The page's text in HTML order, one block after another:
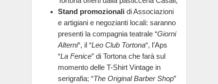
Stand promozionali di Associazioni
e artigiani e negozianti locali: saranno
presenti la compagnia teatrale “Giorni
Alterni“, il “Leo Club Tortona“, l’Aps
“La Fenice” di Tortona che farà sul
momento delle T-Shirt Vintage in
serigrafia; “The Original Barber Shop”